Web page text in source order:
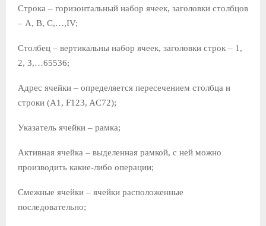
Строка – горизонтальный набор ячеек, заголовки столбцов
– A, B, C,…,IV;
Столбец – вертикальны набор ячеек, заголовки строк – 1,
2, 3,…65536;
Адрес ячейки – определяется пересечением столбца и
строки (A1, F123, AC72);
Указатель ячейки – рамка;
Активная ячейка – выделенная рамкой, с ней можно
производить какие-либо операции;
Смежные ячейки – ячейки расположенные
последовательно;